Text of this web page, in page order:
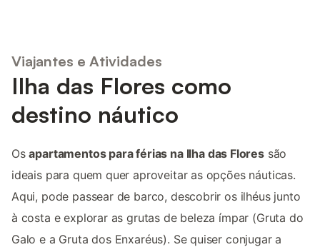
Viajantes e Atividades
Ilha das Flores como
destino náutico
Osapartamentos para férias na Ilha das Floressão
ideais para quem quer aproveitar as opções náuticas.
Aqui, pode passear de barco, descobrir os ilhéus junto
à costa e explorar as grutas de beleza ímpar (Gruta do
Galo e a Gruta dos Enxaréus). Se quiser conjugar a